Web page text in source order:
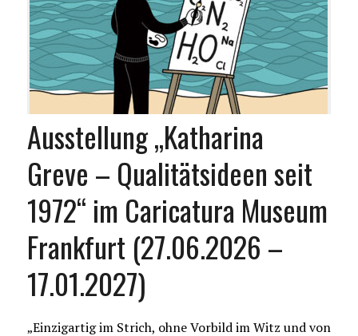
Ausstellung „Katharina
Greve – Qualitätsideen seit
1972“ im Caricatura Museum
Frankfurt (27.06.2026 –
17.01.2027)
„Einzigartig im Strich, ohne Vorbild im Witz und von